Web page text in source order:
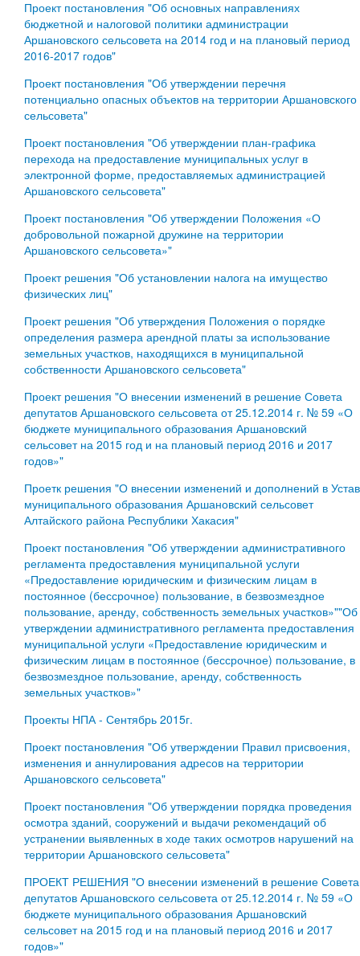
Проект постановления "Об основных направлениях
бюджетной и налоговой политики администрации
Аршановского сельсовета на 2014 год и на плановый период
2016-2017 годов"
Проект постановления "Об утверждении перечня
потенциально опасных объектов на территории Аршановского
сельсовета"
Проект постановления "Об утверждении план-графика
перехода на предоставление муниципальных услуг в
электронной форме, предоставляемых администрацией
Аршановского сельсовета"
Проект постановления "Об утверждении Положения «О
добровольной пожарной дружине на территории
Аршановского сельсовета»"
Проект решения "Об установлении налога на имущество
физических лиц"
Проект решения "Об утверждения Положения о порядке
определения размера арендной платы за использование
земельных участков, находящихся в муниципальной
собственности Аршановского сельсовета"
Проект решения "О внесении изменений в решение Совета
депутатов Аршановского сельсовета от 25.12.2014 г. № 59 «О
бюджете муниципального образования Аршановский
сельсовет на 2015 год и на плановый период 2016 и 2017
годов»"
Проетк решения "О внесении изменений и дополнений в Устав
муниципального образования Аршановский сельсовет
Алтайского района Республики Хакасия"
Проект постановления "Об утверждении административного
регламента предоставления муниципальной услуги
«Предоставление юридическим и физическим лицам в
постоянное (бессрочное) пользование, в безвозмездное
пользование, аренду, собственность земельных участков»""Об
утверждении административного регламента предоставления
муниципальной услуги «Предоставление юридическим и
физическим лицам в постоянное (бессрочное) пользование, в
безвозмездное пользование, аренду, собственность
земельных участков»"
Проекты НПА - Сентябрь 2015г.
Проект постановления "Об утверждении Правил присвоения,
изменения и аннулирования адресов на территории
Аршановского сельсовета"
Проект постановления "Об утверждении порядка проведения
осмотра зданий, сооружений и выдачи рекомендаций об
устранении выявленных в ходе таких осмотров нарушений на
территории Аршановского сельсовета"
ПРОЕКТ РЕШЕНИЯ "О внесении изменений в решение Совета
депутатов Аршановского сельсовета от 25.12.2014 г. № 59 «О
бюджете муниципального образования Аршановский
сельсовет на 2015 год и на плановый период 2016 и 2017
годов»"